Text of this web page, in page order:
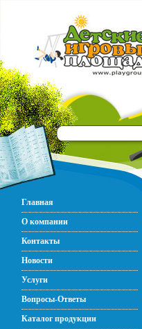
Главная
О компании
Контакты
Новости
Услуги
Вопросы-Ответы
Каталог продукции